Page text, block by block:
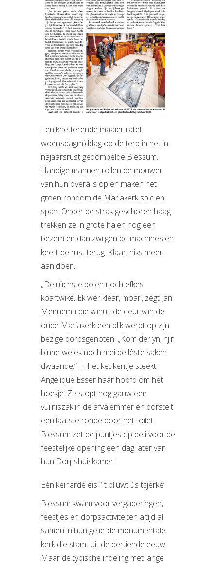
Een knetterende maaier ratelt
woensdagmiddag op de terp in het in
najaarsrust gedompelde Blessum.
Handige mannen rollen de mouwen
van hun overalls op en maken het
groen rondom de Mariakerk spic en
span. Onder de strak geschoren haag
trekken ze in grote halen nog een
bezem en dan zwijgen de machines en
keert de rust terug. Klaar, niks meer
aan doen.
„De rûchste pôlen noch efkes
koartwike. Ek wer klear, moai”, zegt Jan
Mennema die vanuit de deur van de
oude Mariakerk een blik werpt op zijn
bezige dorpsgenoten. „Kom der yn, hjir
binne we ek noch mei de lêste saken
dwaande.” In het keukentje steekt
Angelique Esser haar hoofd om het
hoekje. Ze stopt nog gauw een
vuilniszak in de afvalemmer en borstelt
een laatste ronde door het toilet.
Blessum zet de puntjes op de i voor de
feestelijke opening een dag later van
hun Dorpshuiskamer.
Eén keiharde eis: ‘It bliuwt ús tsjerke’
Blessum kwam voor vergaderingen,
feestjes en dorpsactiviteiten altijd al
samen in hun geliefde monumentale
kerk die stamt uit de dertiende eeuw.
Maar de typische indeling met lange